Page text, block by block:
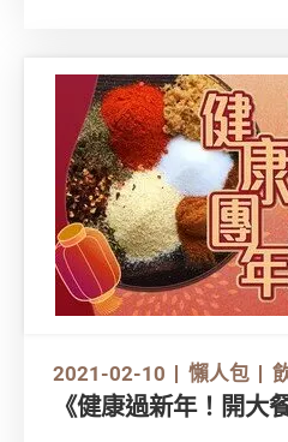
想知道哪款燒味鹵味的鈉
影片吧。
https://
v=40g2Ufs5tzE
2021-02-10 懶人包
《健康過新年！開大